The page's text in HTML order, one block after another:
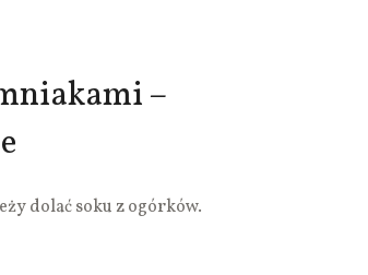
–
dolać soku z ogórków.